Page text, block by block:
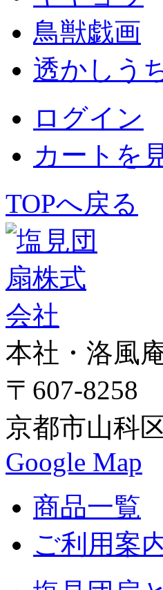
鳥獣戯画
透かしう
ログイン
カートを
TOPへ戻る
本社・洛風
〒607-8258
京都市山科
Google Map
商品一覧
ご利用案